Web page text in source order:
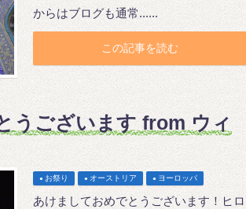
からはブログも通常......
この記事を読む
うございます from ウィ
お祭り オーストリア ヨーロッパ
あけましておめでとうございます！ヒロ